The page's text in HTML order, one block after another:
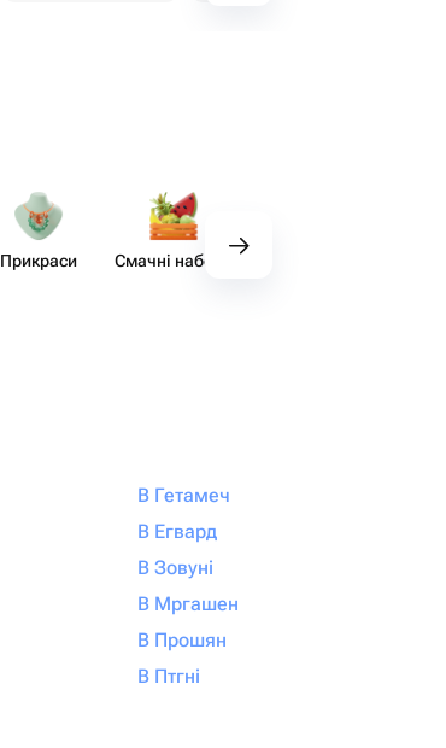
Прикраси Смачні набори
В Гетамеч
В Егвард
В Зовуні
В Мргашен
В Прошян
В Птгні